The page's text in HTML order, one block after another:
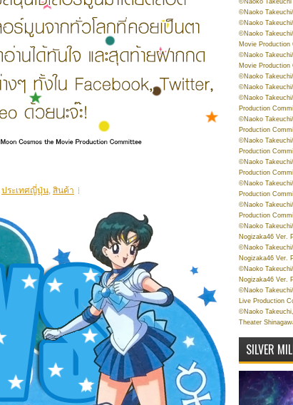
ประเทศญี่ปุ่น, สินค้า
©Naoko
©Naoko
©Naoko
Movie Production
©Naoko
Movie Production
©Naoko
©Naoko
©Naoko
Production
©Naoko
Production
©Naoko
Production
©Naoko
Production
©Naoko
Production
©Naoko
Production
©Naoko
Nogizaka46 Ver.
©Naoko
Nogizaka46 Ver.
©Naoko
Nogizaka46 Ver.
©Naoko
Live Production
©Naoko
Theater
SILVER